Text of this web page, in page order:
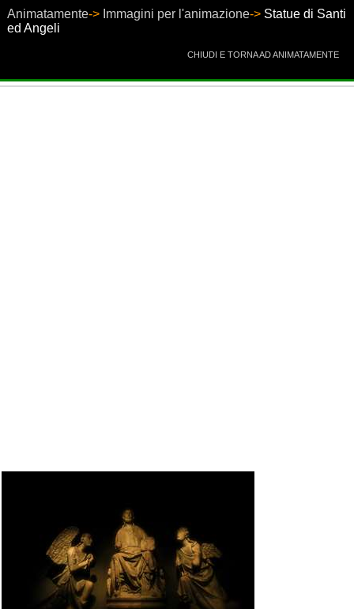
Animatamente-> Immagini per l'animazione-> Statue di Santi
ed Angeli
CHIUDI E TORNA AD ANIMATAMENTE